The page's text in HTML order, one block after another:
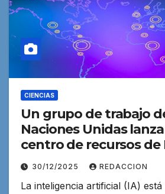
CIENCIAS
Un grupo de trabajo
Naciones Unidas
centro de recursos de
30/12/2025 REDACCION
La inteligencia artificial (IA)